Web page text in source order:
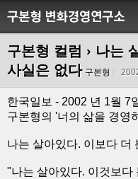
구본형 컬럼 › 나는
사실은 없다 구본형
한국일보 - 2002 년 1월 7
구본형의 '너의 삶을 경영
나는 살아있다. 이보다 더
"나는 살아있다. 이것보다